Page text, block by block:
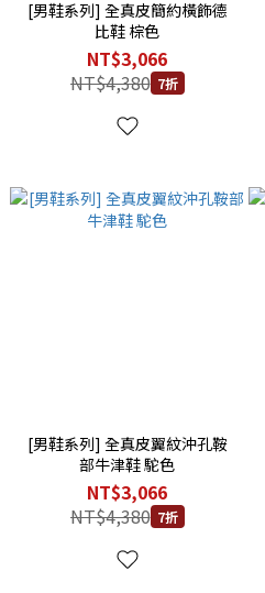
[男鞋系列] 全真皮簡約橫飾德
比鞋 棕色
NT$3,066
NT$4,380 7折
[男鞋系列] 全真皮翼紋沖孔鞍
部牛津鞋 駝色
NT$3,066
NT$4,380 7折